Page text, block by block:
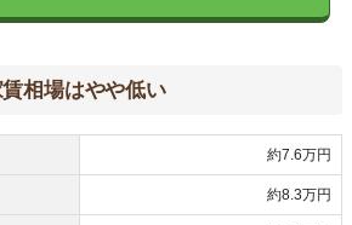
相場はやや低い
約7.6万円
約8.3万円